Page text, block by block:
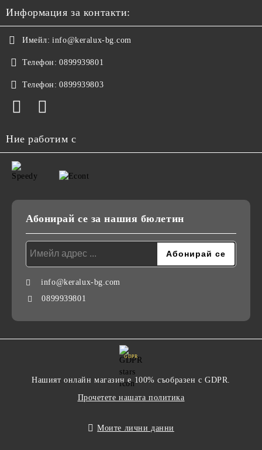
Информация за контакти:
Имейл: info@keralux-bg.com
Телефон: 0899939801
Телефон: 0899939803
Ние работим с
Абонирай се за нашия бюлетин
info@keralux-bg.com
0899939801
GDPR
Нашият онлайн магазин е 100% съобразен с GDPR.
Прочетете нашата политика
Моите лични данни